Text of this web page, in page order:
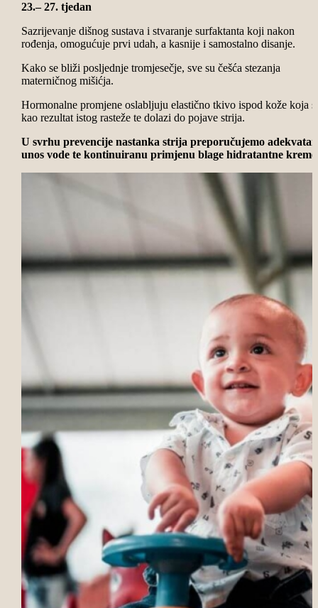
23.– 27. tjedan
Sazrijevanje dišnog sustava i stvaranje surfaktanta koji nakon
rođenja, omogućuje prvi udah, a kasnije i samostalno disanje.
Kako se bliži posljednje tromjesečje, sve su češća stezanja
materničnog mišićja.
Hormonalne promjene oslabljuju elastično tkivo ispod kože koja
kao rezultat istog rasteže te dolazi do pojave strija.
U svrhu prevencije nastanka strija preporučujemo adekvatan
unos vode te kontinuiranu primjenu blage hidratantne